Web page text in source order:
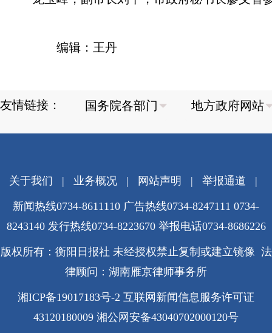
编辑：王丹
友情链接：
关于我们 | 业务概况| 网站声明 | 举报通道 |
新闻热线0734-8611110 广告热线0734-8247111 0734-
8243140 发行热线0734-8223670 举报电话0734-8686226
版权所有：衡阳日报社 未经授权禁止复制或建立镜像 法
律顾问：湖南雁京律师事务所
湘ICP备19017183号-2 互联网新闻信息服务许可证
43120180009 湘公网安备43040702000120号